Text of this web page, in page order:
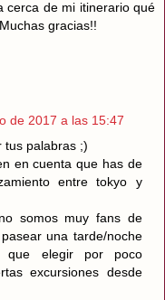
cerca de mi itinerario qué
gracias!!
de 2017 a las 15:47
tus palabras ;)
en cuenta que has de
entre tokyo y
somos muy fans de
una tarde/noche
que elegir por poco
excursiones desde